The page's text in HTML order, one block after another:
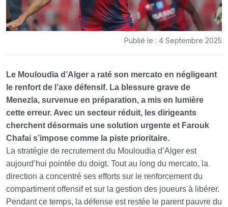
Publié le : 4 Septembre 2025
Le Mouloudia d’Alger a raté son mercato en négligeant
le renfort de l’axe défensif. La blessure grave de
Menezla, survenue en préparation, a mis en lumière
cette erreur. Avec un secteur réduit, les dirigeants
cherchent désormais une solution urgente et Farouk
Chafai s’impose comme la piste prioritaire.
La stratégie de recrutement du Mouloudia d’Alger est
aujourd’hui pointée du doigt. Tout au long du mercato, la
direction a concentré ses efforts sur le renforcement du
compartiment offensif et sur la gestion des joueurs à libérer.
Pendant ce temps, la défense est restée le parent pauvre du